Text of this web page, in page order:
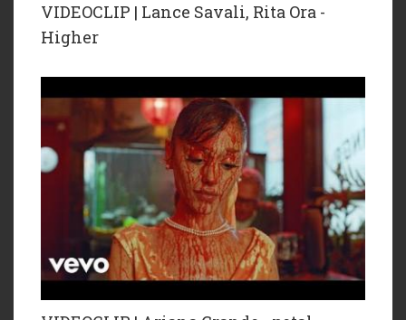
VIDEOCLIP | Lance Savali, Rita Ora -
Higher